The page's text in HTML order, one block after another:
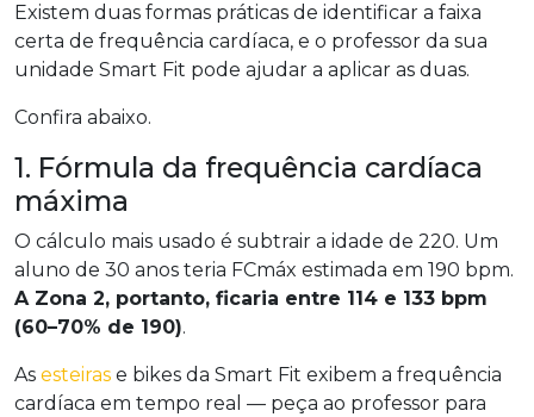
Existem duas formas práticas de identificar a faixa
certa de frequência cardíaca, e o professor da sua
unidade Smart Fit pode ajudar a aplicar as duas.
Confira abaixo.
1. Fórmula da frequência cardíaca
máxima
O cálculo mais usado é subtrair a idade de 220. Um
aluno de 30 anos teria FCmáx estimada em 190 bpm.
A Zona 2, portanto, ficaria entre 114 e 133 bpm
(60–70% de 190).
As esteiras e bikes da Smart Fit exibem a frequência
cardíaca em tempo real — peça ao professor para